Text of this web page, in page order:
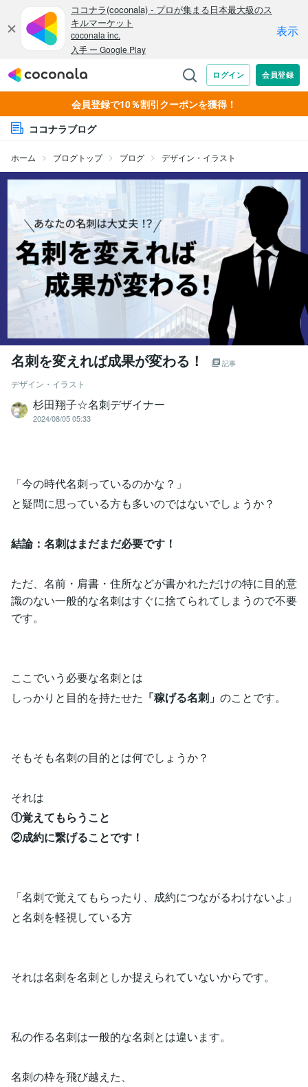
会員登録で10％割引クーポンを獲得！
ココナラブログ
ホーム ブログトップ ブログ デザイン・イラスト
名刺を変えれば成果が変わる！ 記事
デザイン・イラスト
杉田翔子☆名刺デザイナー
2024/08/05 05:33
「今の時代名刺っているのかな？」
と疑問に思っている方も多いのではないでしょうか？
結論：名刺はまだまだ必要です！
ただ、名前・肩書・住所などが書かれただけの特に目的意
識のない一般的な名刺はすぐに捨てられてしまうので不要
です。
ここでいう必要な名刺とは
しっかりと目的を持たせた 「稼げる名刺」 のことです。
そもそも名刺の目的とは何でしょうか？
それは
①覚えてもらうこと
②成約に繋げることです！
「名刺で覚えてもらったり、成約につながるわけないよ」
と名刺を軽視している方
それは名刺を名刺としか捉えられていないからです。
私の作る名刺は一般的な名刺とは違います。
名刺の枠を飛び越えた、